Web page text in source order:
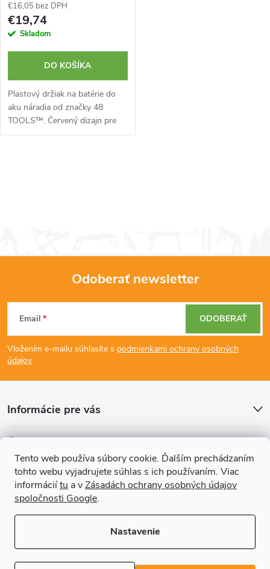
Tento web používa súbory cookie. Ďalším prechádzaním
tohto webu vyjadrujete súhlas s ich používaním. Viac
informáciítu a vZásadách ochrany osobných údajov
spoločnosti Google.
Nastavenie
€16,05 bez DPH
€19,74
Skladom
DO KOŠÍKA
Plastový držiak na batérie do
aku náradia od značky 48
TOOLS™. Červený dizajn pre
MILWAUKEE 18V/20V batérie.
i
e
p
r
v
k
y
v
p
Z
á
p
ä
t
Odoberať newsletter
Email
Vložením e-mailu súhlasíte s podmienkami ochrany osobných
údajov
ODOBERAŤ
Informácie pre vás
Prijímame online platby
Copyright 2026REGALS.sk. Všetky práva vyhradené.Upraviť nastavenie
cookies